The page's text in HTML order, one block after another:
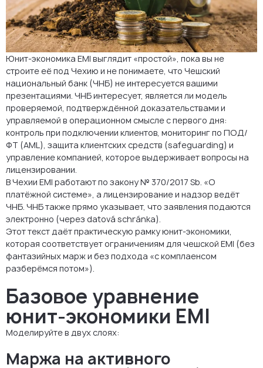
Шаблон моделирования (что включает «таблица, которую
переживёт ЧНБ»)
ПОЛУЧИТЕ ČNB-READY GAP-CHECK И ЧЁТКИЙ СПИСОК
ПРАВОК
Юнит-экономика EMI выглядит «простой», пока вы не
строите её под Чехию и не понимаете, что Чешский
национальный банк (ЧНБ) не интересуется вашими
презентациями. ЧНБ интересует, является ли модель
проверяемой, подтверждённой доказательствами и
управляемой в операционном смысле с первого дня:
контроль при подключении клиентов, мониторинг по ПОД/
ФТ (AML), защита клиентских средств (safeguarding) и
управление компанией, которое выдерживает вопросы на
лицензировании.
В Чехии EMI работают по закону № 370/2017 Sb. «О
платёжной системе», а лицензирование и надзор ведёт
ЧНБ. ЧНБ также прямо указывает, что заявления подаются
электронно (через datová schránka).
Этот текст даёт практическую рамку юнит-экономики,
которая соответствует ограничениям для чешской EMI (без
фантазийных марж и без подхода «с комплаенсом
разберёмся потом»).
Базовое уравнение
юнит-экономики EMI
Моделируйте в двух слоях:
Маржа на активного